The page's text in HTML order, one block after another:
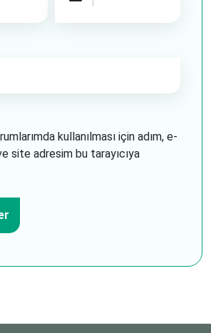
kullanılması için adım, e-
site adresim bu tarayıcıya